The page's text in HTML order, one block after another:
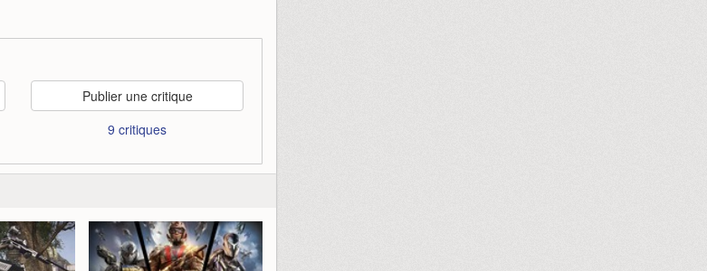
Publier une critique
9 critiques